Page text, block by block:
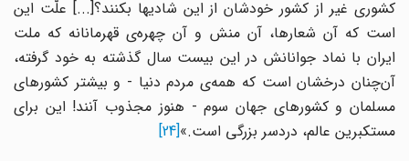
کشوری غیر از کشور خودشان از این شادیها بکنند؟[...]‌ علّت این
است که آن شعارها، آن منش و آن چهره‌ی قهرمانانه که ملت
ایران با نماد جوانانش در این بیست سال گذشته به خود گرفته،
آن‌چنان درخشان است که همه‌ی مردم دنیا - و بیشتر کشورهای
مسلمان و کشورهای جهان سوم - هنوز مجذوب آنند! این برای
مستکبرین عالم، دردسر بزرگی است.»[24]